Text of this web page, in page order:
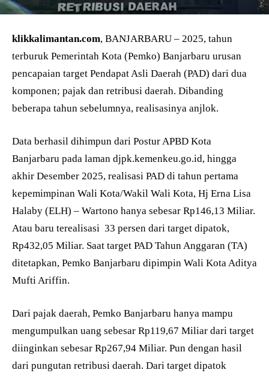
klikkalimantan.com, BANJARBARU – 2025, tahun
terburuk Pemerintah Kota (Pemko) Banjarbaru urusan
pencapaian target Pendapat Asli Daerah (PAD) dari dua
komponen; pajak dan retribusi daerah. Dibanding
beberapa tahun sebelumnya, realisasinya anjlok.
Data berhasil dihimpun dari Postur APBD Kota
Banjarbaru pada laman djpk.kemenkeu.go.id, hingga
akhir Desember 2025, realisasi PAD di tahun pertama
kepemimpinan Wali Kota/Wakil Wali Kota, Hj Erna Lisa
Halaby (ELH) – Wartono hanya sebesar Rp146,13 Miliar.
Atau baru terealisasi 33 persen dari target dipatok,
Rp432,05 Miliar. Saat target PAD Tahun Anggaran (TA)
ditetapkan, Pemko Banjarbaru dipimpin Wali Kota Aditya
Mufti Ariffin.
Dari pajak daerah, Pemko Banjarbaru hanya mampu
mengumpulkan uang sebesar Rp119,67 Miliar dari target
diinginkan sebesar Rp267,94 Miliar. Pun dengan hasil
dari pungutan retribusi daerah. Dari target dipatok